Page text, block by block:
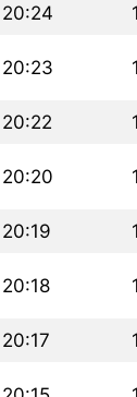
20:24
20:23
20:22
20:20
20:19
20:18
20:17